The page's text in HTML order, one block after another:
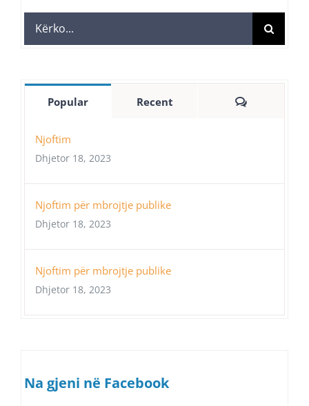
Search
for:
Popular Recent Comments
Njoftim
Dhjetor 18, 2023
Njoftim për mbrojtje publike
Dhjetor 18, 2023
Njoftim për mbrojtje publike
Dhjetor 18, 2023
Na gjeni në Facebook